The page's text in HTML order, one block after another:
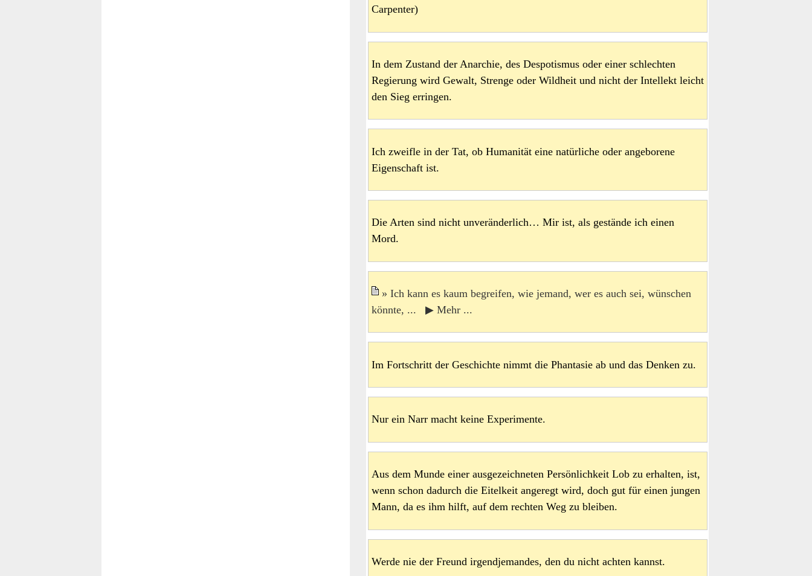
Carpenter)
In dem Zustand der Anarchie, des Despotismus oder einer schlechten
Regierung wird Gewalt, Strenge oder Wildheit und nicht der Intellekt leicht
den Sieg erringen.
Ich zweifle in der Tat, ob Humanität eine natürliche oder angeborene
Eigenschaft ist.
Die Arten sind nicht unveränderlich… Mir ist, als gestände ich einen
Mord.
Ich kann es kaum begreifen, wie jemand, wer es auch sei, wünschen
könnte, ... ▶ Mehr ...
Im Fortschritt der Geschichte nimmt die Phantasie ab und das Denken zu.
Nur ein Narr macht keine Experimente.
Aus dem Munde einer ausgezeichneten Persönlichkeit Lob zu erhalten, ist,
wenn schon dadurch die Eitelkeit angeregt wird, doch gut für einen jungen
Mann, da es ihm hilft, auf dem rechten Weg zu bleiben.
Werde nie der Freund irgendjemandes, den du nicht achten kannst.